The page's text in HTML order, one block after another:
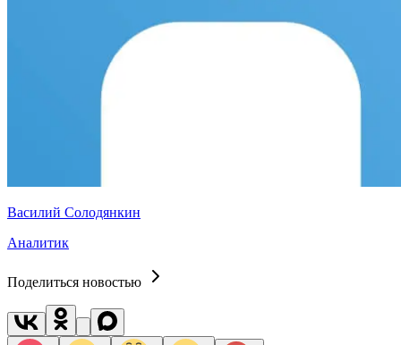
Василий Солодянкин
Аналитик
Поделиться новостью